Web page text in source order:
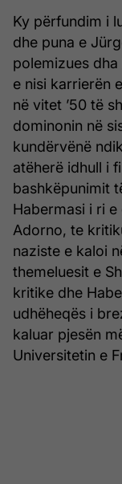
Ky përfundim i
dhe puna e
polemizues
e nisi karrierën
në vitet ’50 të
dominonin në
kundërvënë
atëherë idhull i
bashkëpunimit
Habermasi i ri
Adorno, te
naziste e kaloi
themeluesit e
kritike dhe
udhëheqës i
kaluar pjesën
Universitetin e